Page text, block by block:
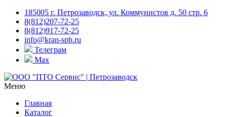
185005 г. Петрозаводск, ул. Коммунистов д. 50 стр. 6
8(812)207-72-25
8(812)917-72-25
info@kran-spb.ru
Телеграм
Max
Меню
Главная
Каталог